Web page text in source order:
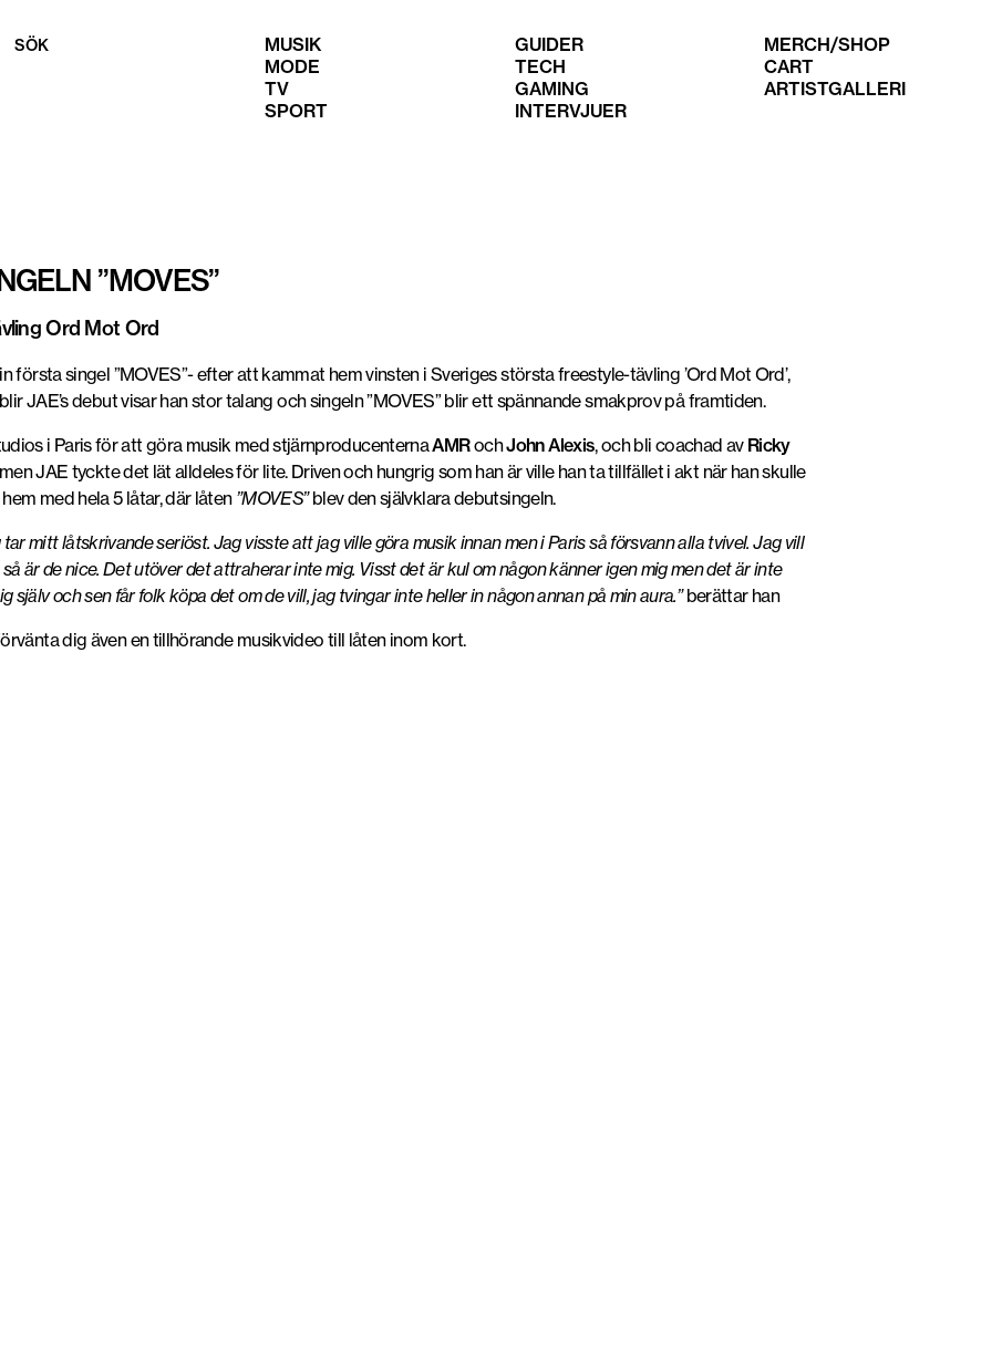
SÖK
MUSIK
MODE
TV
SPORT
GUIDER
TECH
GAMING
INTERVJUER
MERCH/SHOP
CART
ARTISTGALLERI
”MOVES”
Ord Mot Ord
första singel ”MOVES”- efter att kammat hem vinsten i Sveriges största freestyle-tävling ’Ord Mot Ord’,
JAE’s debut visar han stor talang och singeln ”MOVES” blir ett spännande smakprov på framtiden.
i Paris för att göra musik med stjärnproducenternaAMRochJohn Alexis, och bli coachad av Ricky
JAE tyckte det lät alldeles för lite. Driven och hungrig som han är ville han ta tillfället i akt när han skulle
med hela 5 låtar, där låten ”MOVES”blev den självklara debutsingeln.
mitt låtskrivande seriöst. Jag visste att jag ville göra musik innan men i Paris så försvann alla tvivel. Jag vill
är de nice. Det utöver det attraherar inte mig. Visst det är kul om någon känner igen mig men det är inte
och sen får folk köpa det om de vill, jag tvingar inte heller in någon annan på min aura.”berättar han
dig även en tillhörande musikvideo till låten inom kort.